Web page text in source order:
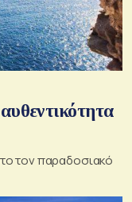
τον παραδοσιακό